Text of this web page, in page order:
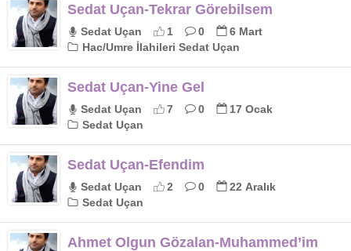
Sedat Uçan-Tekrar Görebilsem
Sedat Uçan 1 0
6 Mart
Hac/Umre İlahileri Sedat Uçan
Sedat Uçan-Yine Gel
Sedat Uçan 7 0
17 Ocak
Sedat Uçan
Sedat Uçan-Efendim
Sedat Uçan 2 0
22 Aralık
Sedat Uçan
Ahmet Olgun Gözalan-Muhammed’im